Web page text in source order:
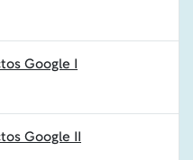
Google I
Google II